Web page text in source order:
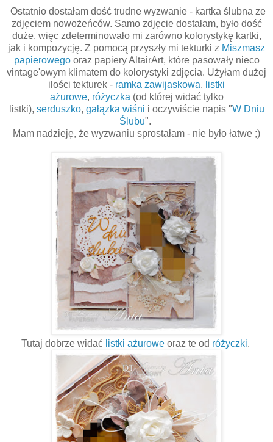
Ostatnio dostałam dość trudne wyzwanie - kartka ślubna ze
zdjęciem nowożeńców. Samo zdjęcie dostałam, było dość
duże, więc zdeterminowało mi zarówno kolorystykę kartki,
jak i kompozycję. Z pomocą przyszły mi tekturki z Miszmasz
papierowegooraz papiery AltairArt, które pasowały nieco
vintage'owym klimatem do kolorystyki zdjęcia. Użyłam dużej
ilości tekturek - ramka zawijaskowa, listki
ażurowe, różyczka (od której widać tylko
listki), serduszko, gałązka wiśni i oczywiście napis "W Dniu
Ślubu".
Mam nadzieję, że wyzwaniu sprostałam - nie było łatwe ;)
Tutaj dobrze widać listki ażuroweoraz te od różyczki.